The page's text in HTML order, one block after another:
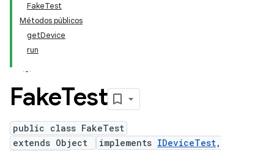
FakeTest
Métodos públicos
getDevice
run
FakeTest
public class FakeTest
extends Object
implements IDeviceTest,